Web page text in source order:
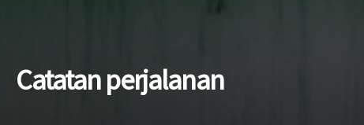
Catatan perjalanan